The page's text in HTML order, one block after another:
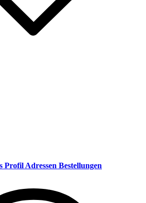
Profil Adressen Bestellungen